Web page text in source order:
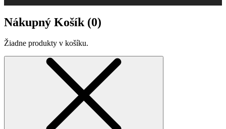
Nákupný Košík (0)
Žiadne produkty v košíku.